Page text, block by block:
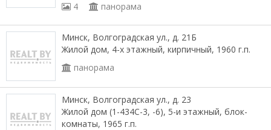
4
панорама
Минск, Волгоградская ул., д. 21Б
Жилой дом, 4-х этажный, кирпичный, 1960 г.п.
панорама
Минск, Волгоградская ул., д. 23
Жилой дом (1-434С-3, -6), 5-и этажный, блок-
комнаты, 1965 г.п.